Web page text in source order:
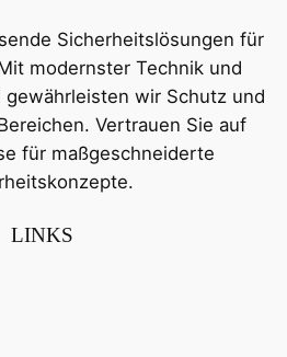
Sicherheitslösungen für
modernster Technik und
wir Schutz und
Vertrauen Sie auf
für maßgeschneiderte
LINKS